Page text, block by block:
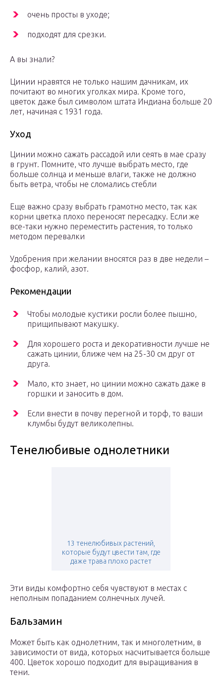
очень просты в уходе;
подходят для срезки.
А вы знали?
Цинии нравятся не только нашим дачникам, их
почитают во многих уголках мира. Кроме того,
цветок даже был символом штата Индиана больше 20
лет, начиная с 1931 года.
Уход
Цинии можно сажать рассадой или сеять в мае сразу
в грунт. Помните, что лучше выбрать место, где
больше солнца и меньше влаги, также не должно
быть ветра, чтобы не сломались стебли
Еще важно сразу выбрать грамотно место, так как
корни цветка плохо переносят пересадку. Если же
все-таки нужно переместить растения, то только
методом перевалки
Удобрения при желании вносятся раз в две недели –
фосфор, калий, азот.
Рекомендации
Чтобы молодые кустики росли более пышно,
прищипывают макушку.
Для хорошего роста и декоративности лучше не
сажать цинии, ближе чем на 25-30 см друг от
друга.
Мало, кто знает, но цинии можно сажать даже в
горшки и заносить в дом.
Если внести в почву перегной и торф, то ваши
клумбы будут великолепны.
Тенелюбивые однолетники
13 тенелюбивых растений,
которые будут цвести там, где
даже трава плохо растет
Эти виды комфортно себя чувствуют в местах с
неполным попаданием солнечных лучей.
Бальзамин
Может быть как однолетним, так и многолетним, в
зависимости от вида, которых насчитывается больше
400. Цветок хорошо подходит для выращивания в
тени.